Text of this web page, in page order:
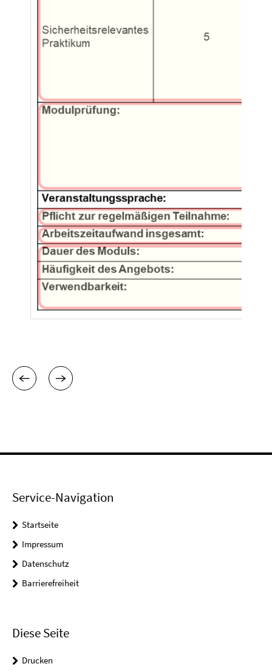
Service-Navigation
Startseite
Impressum
Datenschutz
Barrierefreiheit
Diese Seite
Drucken